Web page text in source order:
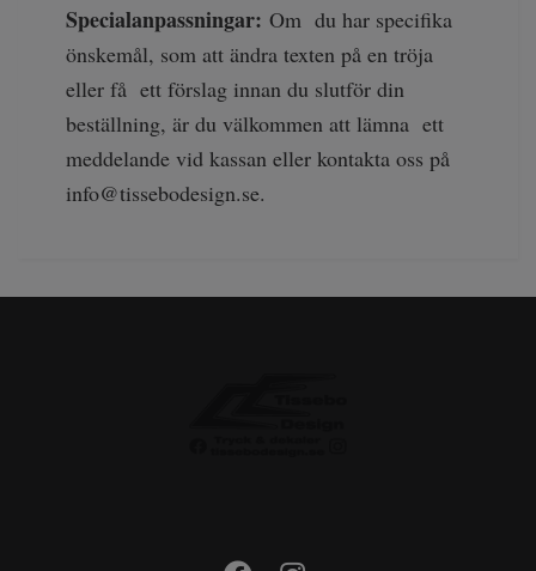
Specialanpassningar: Om du har specifika
önskemål, som att ändra texten på en tröja
eller få ett förslag innan du slutför din
beställning, är du välkommen att lämna ett
meddelande vid kassan eller kontakta oss på
info@tissebodesign.se.